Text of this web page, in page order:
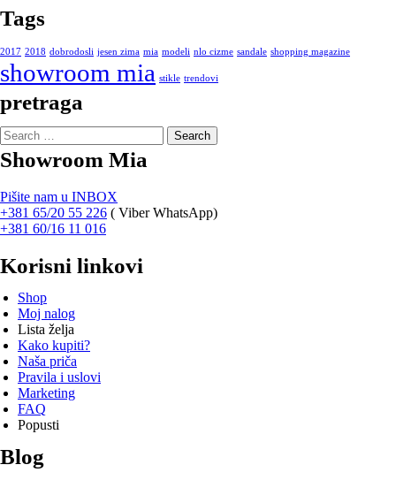
Tags
2017 2018 dobrodosli jesen zima mia modeli nlo cizme sandale shopping magazine
showroom mia stikle trendovi
pretraga
Search
for:
Showroom Mia
Pišite nam u INBOX
+381 65/20 55 226 ( Viber WhatsApp)
+381 60/16 11 016
Korisni linkovi
Shop
Moj nalog
Lista želja
Kako kupiti?
Naša priča
Pravila i uslovi
Marketing
FAQ
Popusti
Blog